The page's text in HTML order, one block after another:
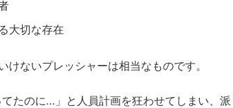
大切な存在
ないプレッシャーは相当なものです。
たのに…」と人員計画を狂わせてしまい、派